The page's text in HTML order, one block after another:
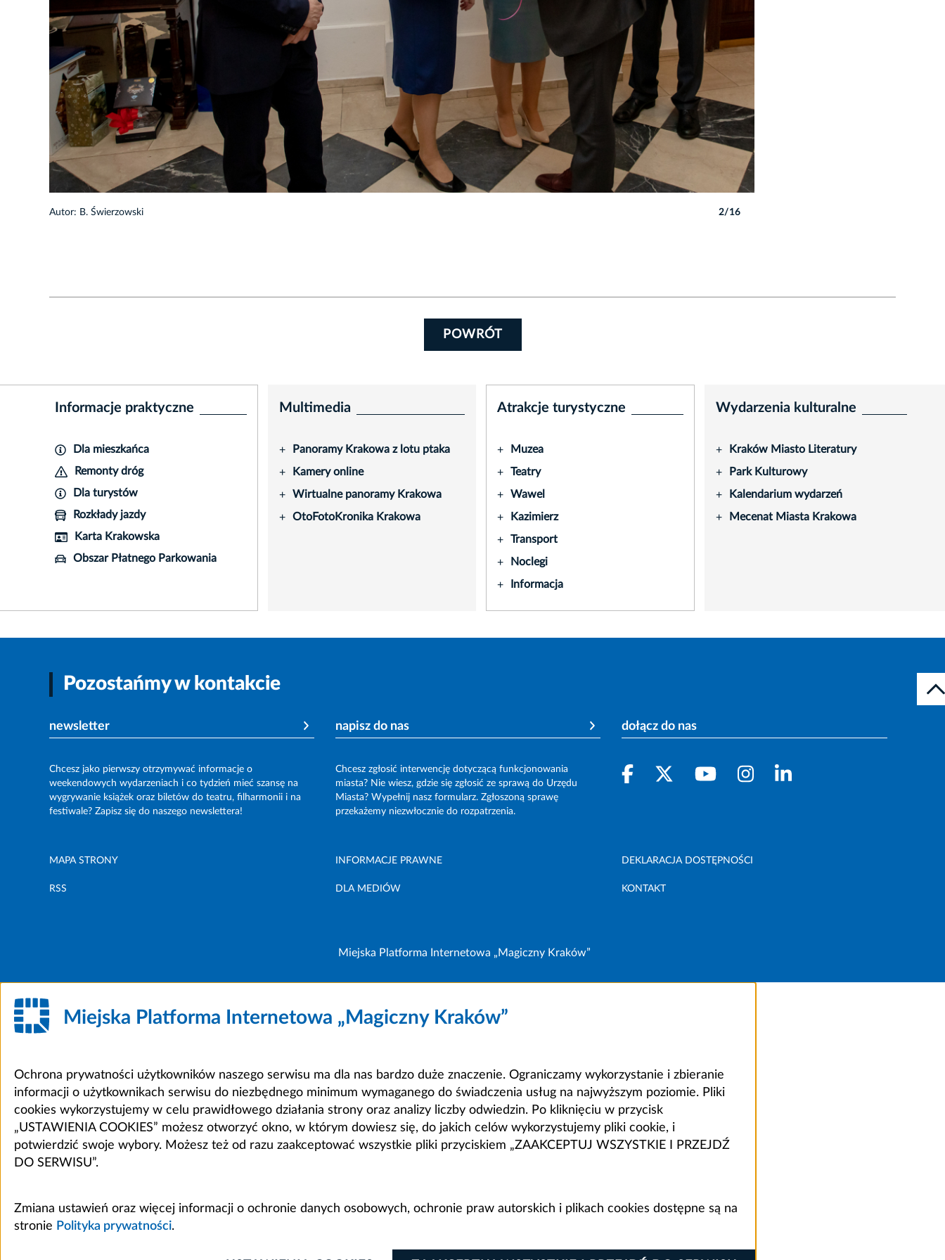
Autor: B. Świerzowski 2/16
POWRÓT
Informacje praktyczne
Dla mieszkańca
Remonty dróg
Dla turystów
Rozkłady jazdy
Karta Krakowska
Obszar Płatnego Parkowania
Multimedia
+ Panoramy Krakowa z lotu ptaka
+ Kamery online
+ Wirtualne panoramy Krakowa
+ OtoFotoKronika Krakowa
Atrakcje turystyczne
+ Muzea
+ Teatry
+ Wawel
+ Kazimierz
+ Transport
+ Noclegi
+ Informacja
Wydarzenia kulturalne
+ Kraków Miasto Literatury
+ Park Kulturowy
+ Kalendarium wydarzeń
+ Mecenat Miasta Krakowa
Pozostańmy w kontakcie
newsletter
Chcesz jako pierwszy otrzymywać informacje o
weekendowych wydarzeniach i co tydzień mieć szansę na
wygrywanie książek oraz biletów do teatru, filharmonii i na
festiwale? Zapisz się do naszego newslettera!
napisz do nas
Chcesz zgłosić interwencję dotyczącą funkcjonowania
miasta? Nie wiesz, gdzie się zgłosić ze sprawą do Urzędu
Miasta? Wypełnij nasz formularz. Zgłoszoną sprawę
przekażemy niezwłocznie do rozpatrzenia.
dołącz do nas
MAPA STRONY INFORMACJE PRAWNE DEKLARACJA DOSTĘPNOŚCI
RSS DLA MEDIÓW KONTAKT
Miejska Platforma Internetowa „Magiczny Kraków”
Miejska Platforma Internetowa „Magiczny Kraków”
Ochrona prywatności użytkowników naszego serwisu ma dla nas bardzo duże znaczenie. Ograniczamy wykorzystanie i zbieranie
informacji o użytkownikach serwisu do niezbędnego minimum wymaganego do świadczenia usług na najwyższym poziomie. Pliki
cookies wykorzystujemy w celu prawidłowego działania strony oraz analizy liczby odwiedzin. Po kliknięciu w przycisk
„USTAWIENIA COOKIES” możesz otworzyć okno, w którym dowiesz się, do jakich celów wykorzystujemy pliki cookie, i
potwierdzić swoje wybory. Możesz też od razu zaakceptować wszystkie pliki przyciskiem „ZAAKCEPTUJ WSZYSTKIE I PRZEJDŹ
DO SERWISU”.
Zmiana ustawień oraz więcej informacji o ochronie danych osobowych, ochronie praw autorskich i plikach cookies dostępne są na
stronie Polityka prywatności.